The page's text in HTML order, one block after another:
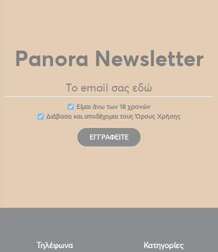
Panora Newsletter
Eίμαι άνω των 18 χρονών
Διάβασα και αποδέχομαι τουςΌρους Χρήσης
ΕΓΓΡΑΦΕΊΤΕ
Τηλέφωνα Κατηγορίες